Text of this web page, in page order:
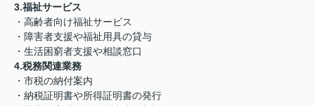
3.福祉サービス
・高齢者向け福祉サービス
・障害者支援や福祉用具の貸与
・生活困窮者支援や相談窓口
4.税務関連業務
・市税の納付案内
・納税証明書や所得証明書の発行